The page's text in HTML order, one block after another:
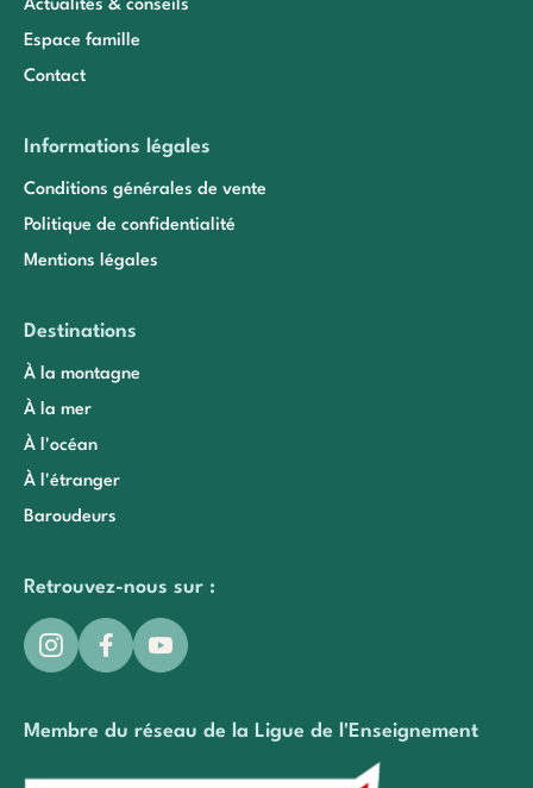
Actualités & conseils
Espace famille
Contact
Informations légales
Conditions générales de vente
Politique de confidentialité
Mentions légales
Destinations
À la montagne
À la mer
À l'océan
À l'étranger
Baroudeurs
Retrouvez-nous sur :
Membre du réseau de la Ligue de l'Enseignement